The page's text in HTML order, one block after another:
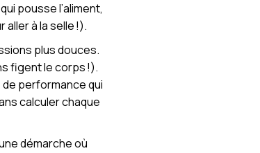
pousse l’aliment,
à la selle !).
plus douces.
figent le corps !).
performance qui
calculer chaque
démarche où